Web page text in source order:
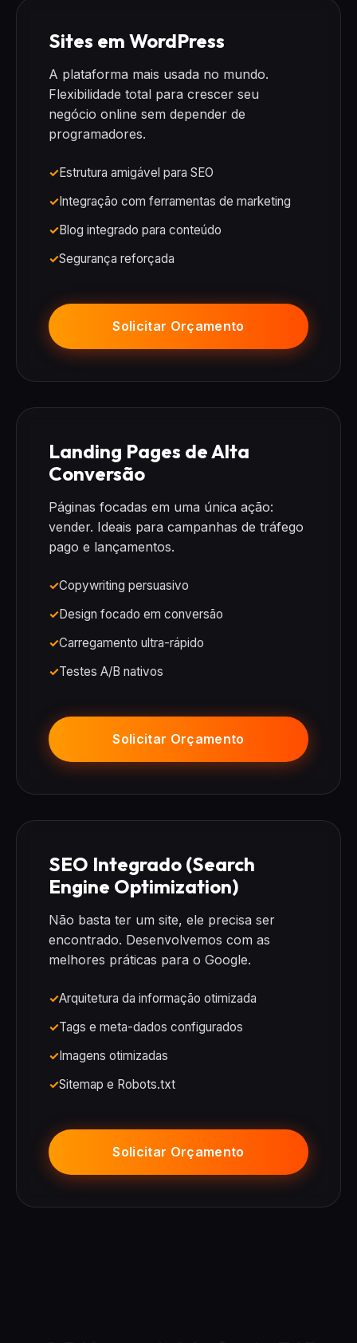
Sites em WordPress
A plataforma mais usada no mundo.
Flexibilidade total para crescer seu
negócio online sem depender de
programadores.
Estrutura amigável para SEO
Integração com ferramentas de marketing
Blog integrado para conteúdo
Segurança reforçada
Solicitar Orçamento
Landing Pages de Alta
Conversão
Páginas focadas em uma única ação:
vender. Ideais para campanhas de tráfego
pago e lançamentos.
Copywriting persuasivo
Design focado em conversão
Carregamento ultra-rápido
Testes A/B nativos
Solicitar Orçamento
SEO Integrado (Search
Engine Optimization)
Não basta ter um site, ele precisa ser
encontrado. Desenvolvemos com as
melhores práticas para o Google.
Arquitetura da informação otimizada
Tags e meta-dados configurados
Imagens otimizadas
Sitemap e Robots.txt
Solicitar Orçamento